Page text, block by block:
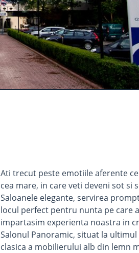
Ati trecut peste emotiile aferente
cea mare, in care veti deveni sot si
Saloanele elegante, servirea
locul perfect pentru nunta pe care
impartasim experienta noastra in
Salonul Panoramic, situat la
clasica a mobilierului alb din lemn